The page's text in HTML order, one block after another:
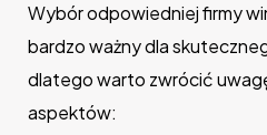
Wybór odpowiedniej firmy
bardzo ważny dla
dlatego warto zwrócić
aspektów: